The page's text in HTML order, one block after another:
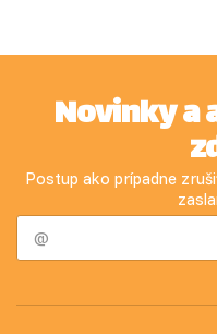
Novinky a
Postup ako prípadne